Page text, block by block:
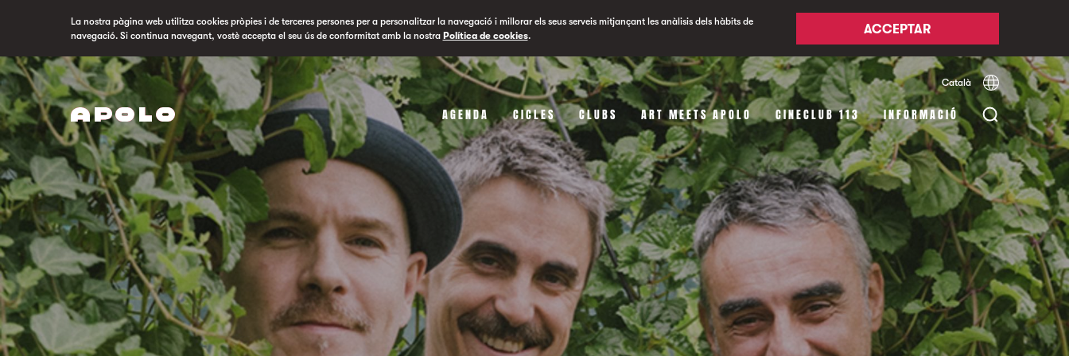
La nostra pàgina web utilitza cookies pròpies i de terceres persones per a personalitzar la navegació i millorar els seus serveis mitjançant les anàlisis dels hàbits de
navegació. Si continua navegant, vostè accepta el seu ús de conformitat amb la nostra Política de cookies. ACCEPTAR
Català Español English
AGENDA CICLES CLUBS ART MEETS APOLO CINECLUB 113 INFORMACIÓ